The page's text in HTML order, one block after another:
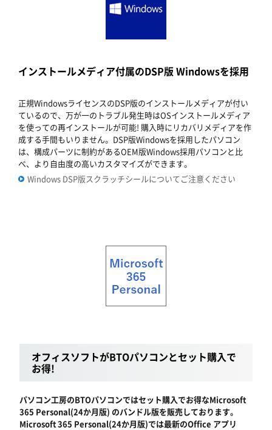
インストールメディア付属のDSP版 Windowsを採用
正規WindowsライセンスのDSP版のインストールメディアが付い
ているので、万が一のトラブル発生時はOSインストールメディア
を使っての再インストールが可能! 購入時にリカバリメディアを作
成する手間もいりません。DSP版Windowsを採用したパソコン
は、構成パーツに制約があるOEM版Windows採用パソコンと比
べ、より自由度の高いカスタマイズができます。
Windows DSP版スクラッチシールについてご注意ください
オフィスソフトがBTOパソコンとセット購入で
お得!
パソコン工房のBTOパソコンではセット購入でお得なMicrosoft
365 Personal(24か月版) のバンドル版を販売しております。
Microsoft 365 Personal(24か月版)では最新のOffice アプリ